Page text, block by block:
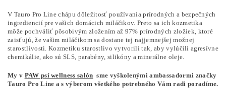
V Tauro Pro Line chápu dôležitosť používania prírodných a bezpečných
ingrediencií pre vašich domácich miláčikov. Preto sa ich kozmetika
môže pochváliť pôsobivým zložením až 97% prírodných zložiek, ktoré
zaisťujú, že vašim miláčikom sa dostane tej najjemnejšej možnej
starostlivosti. Kozmetiku starostlivo vytvorili tak, aby vylúčili agresívne
chemikálie, ako sú SLS, parabény, silikóny a minerálne oleje.
My v PAW psí wellness salón sme vyškolenými ambassadormi značky
Tauro Pro Line a s výberom všetkého potrebného Vám radi poradíme.